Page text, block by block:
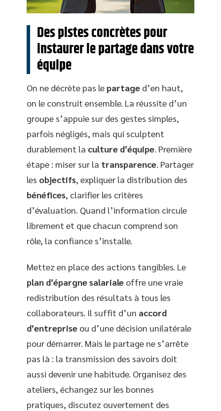
Des pistes concrètes pour
instaurer le partage dans votre
équipe
On ne décrète pas le partage d’en haut,
on le construit ensemble. La réussite d’un
groupe s’appuie sur des gestes simples,
parfois négligés, mais qui sculptent
durablement la culture d’équipe. Première
étape : miser sur la transparence. Partager
les objectifs, expliquer la distribution des
bénéfices, clarifier les critères
d’évaluation. Quand l’information circule
librement et que chacun comprend son
rôle, la confiance s’installe.
Mettez en place des actions tangibles. Le
plan d’épargne salariale offre une vraie
redistribution des résultats à tous les
collaborateurs. Il suffit d’un accord
d’entreprise ou d’une décision unilatérale
pour démarrer. Mais le partage ne s’arrête
pas là : la transmission des savoirs doit
aussi devenir une habitude. Organisez des
ateliers, échangez sur les bonnes
pratiques, discutez ouvertement des